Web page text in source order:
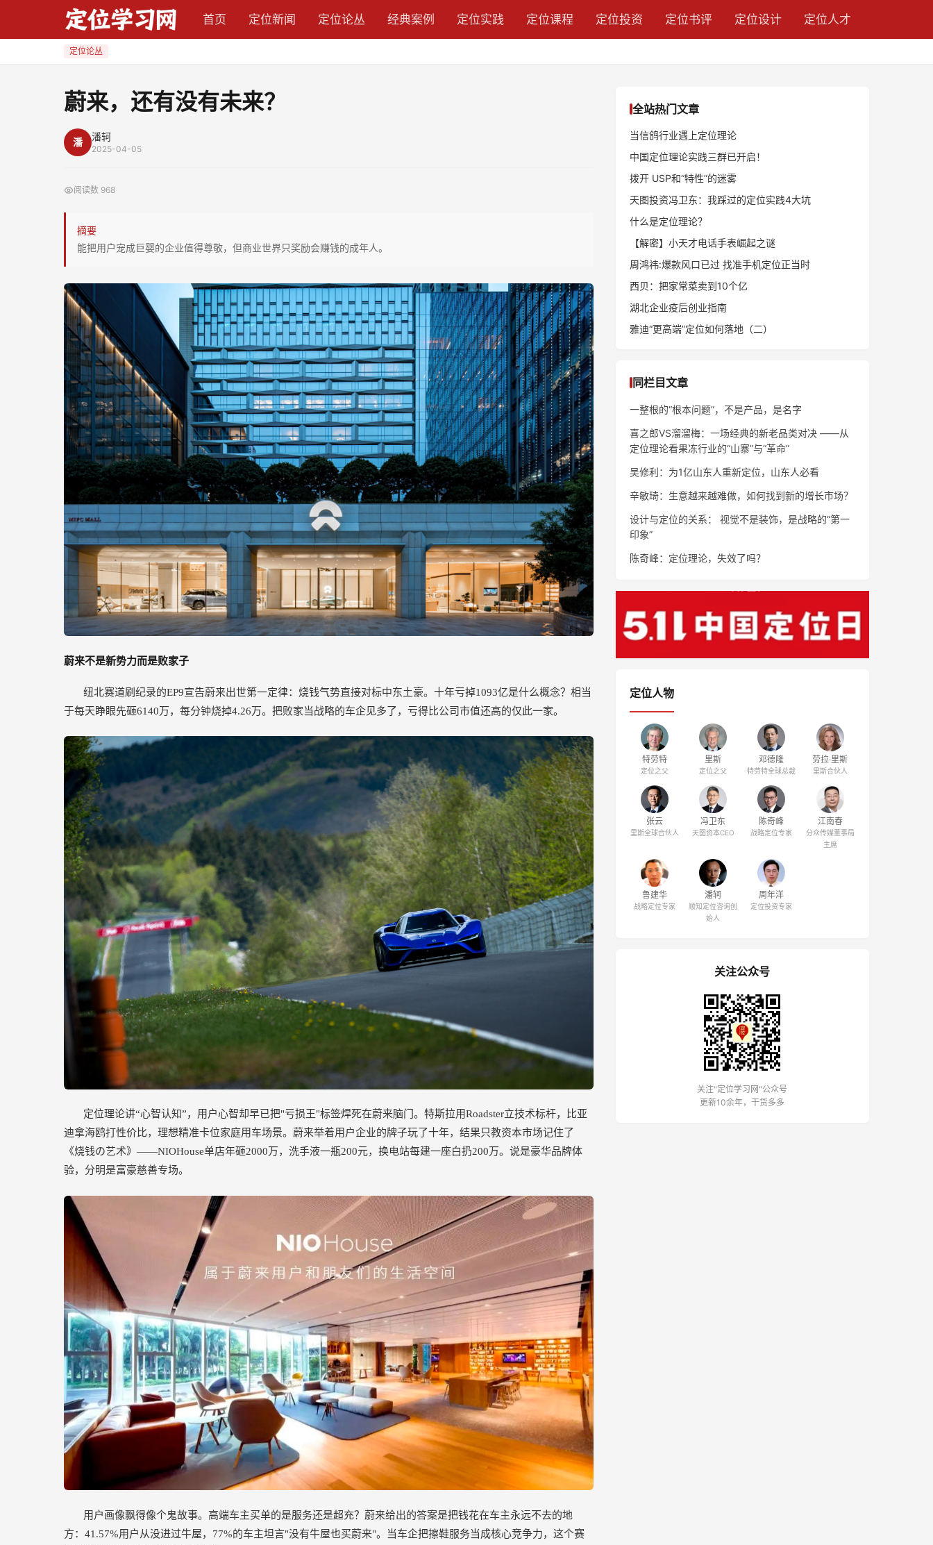
首页 定位新闻 定位论丛 经典案例 定位实践 定位课程 定位投资 定位书评 定位设计 定位人才
定位论丛
蔚来，还有没有未来？
潘 潘轲
2025-04-05
阅读数 968
摘要
能把用户宠成巨婴的企业值得尊敬，但商业世界只奖励会赚钱的成年人。
蔚来不是新势力而是败家子
纽北赛道刷纪录的EP9宣告蔚来出世第一定律：烧钱气势直接对标中东土豪。十年亏掉1093亿是什么概念？相当
于每天睁眼先砸6140万，每分钟烧掉4.26万。把败家当战略的车企见多了，亏得比公司市值还高的仅此一家。
定位理论讲“心智认知”，用户心智却早已把"亏损王"标签焊死在蔚来脑门。特斯拉用Roadster立技术标杆，比亚
迪拿海鸥打性价比，理想精准卡位家庭用车场景。蔚来举着用户企业的牌子玩了十年，结果只教资本市场记住了
《烧钱の艺术》——NIOHouse单店年砸2000万，洗手液一瓶200元，换电站每建一座白扔200万。说是豪华品牌体
验，分明是富豪慈善专场。
用户画像飘得像个鬼故事。高端车主买单的是服务还是超充？蔚来给出的答案是把钱花在车主永远不去的地
方：41.57%用户从没进过牛屋，77%的车主坦言"没有牛屋也买蔚来"。当车企把擦鞋服务当成核心竞争力，这个赛
全站热门文章
当信鸽行业遇上定位理论
中国定位理论实践三群已开启！
拨开 USP和“特性”的迷雾
天图投资冯卫东：我踩过的定位实践4大坑
什么是定位理论？
【解密】小天才电话手表崛起之谜
周鸿祎:爆款风口已过 找准手机定位正当时
西贝：把家常菜卖到10个亿
湖北企业疫后创业指南
雅迪“更高端”定位如何落地（二）
同栏目文章
一整根的“根本问题”，不是产品，是名字
喜之郎VS溜溜梅：一场经典的新老品类对决 ——从
定位理论看果冻行业的“山寨”与“革命”
吴修利：为1亿山东人重新定位，山东人必看
辛敏琦：生意越来越难做，如何找到新的增长市场？
设计与定位的关系： 视觉不是装饰，是战略的“第一
印象”
陈奇峰：定位理论，失效了吗？
定位人物
特劳特
定位之父
里斯
定位之父
邓德隆
特劳特全球总裁
劳拉·里斯
里斯合伙人
张云
里斯全球合伙人
冯卫东
天图资本CEO
陈奇峰
战略定位专家
江南春
分众传媒董事局
主席
鲁建华
战略定位专家
潘轲
顺知定位咨询创
始人
周年洋
定位投资专家
关注公众号
关注"定位学习网"公众号
更新10余年，干货多多